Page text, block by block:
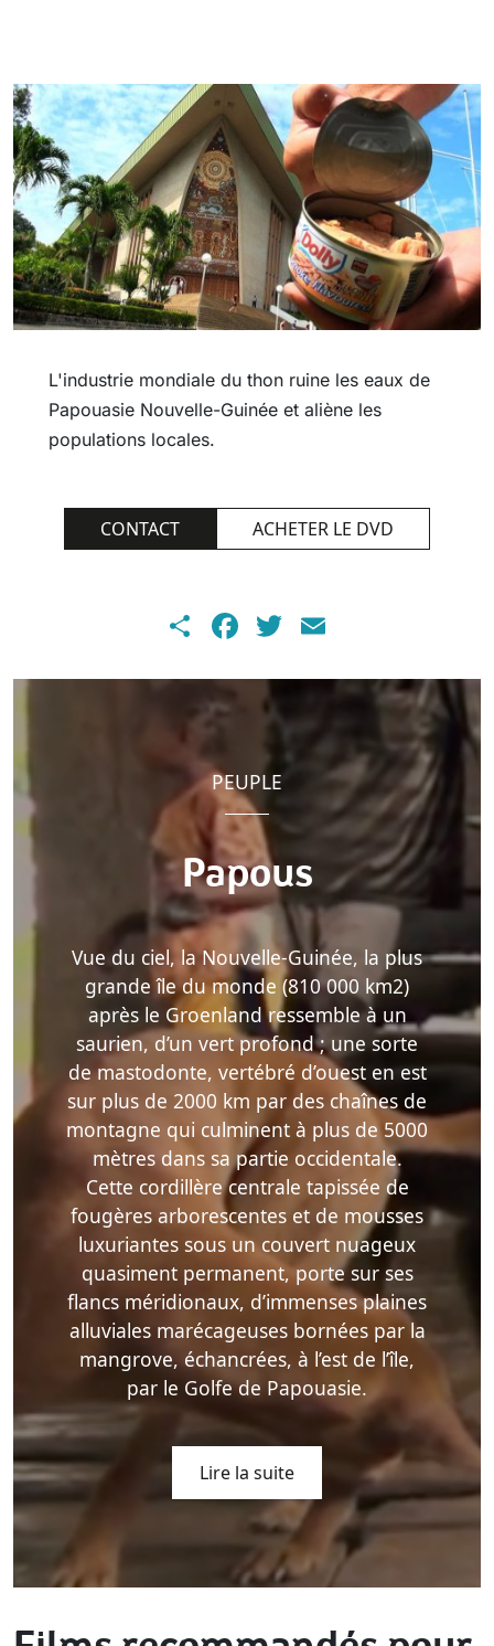
L'industrie mondiale du thon ruine les eaux de
Papouasie Nouvelle-Guinée et aliène les
populations locales.
CONTACT ACHETER LE DVD
ShareFacebook
Twitter
PEUPLE
Papous
Vue du ciel, la Nouvelle-Guinée, la plus
grande île du monde (810 000 km2)
après le Groenland ressemble à un
saurien, d’un vert profond ; une sorte
de mastodonte, vertébré d’ouest en est
sur plus de 2000 km par des chaînes de
montagne qui culminent à plus de 5000
mètres dans sa partie occidentale.
Cette cordillère centrale tapissée de
fougères arborescentes et de mousses
luxuriantes sous un couvert nuageux
quasiment permanent, porte sur ses
flancs méridionaux, d’immenses plaines
alluviales marécageuses bornées par la
mangrove, échancrées, à l’est de l’île,
par le Golfe de Papouasie.
Lire la suite